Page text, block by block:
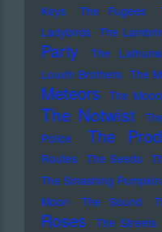
Keys
The Fugees
Ladybirds The
Party
The Lathums
Louvin Brothers The
Meteors The
The Notwist
Police
The
Routes The Seeds
The Smashing
Moon
The Sound
Roses
The Streets